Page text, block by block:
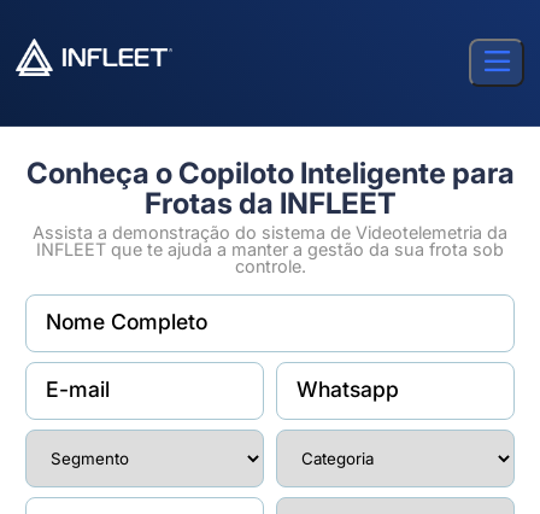
Conheça o Copiloto Inteligente para
Frotas da INFLEET
Assista a demonstração do sistema de Videotelemetria da
INFLEET que te ajuda a manter a gestão da sua frota sob
controle.